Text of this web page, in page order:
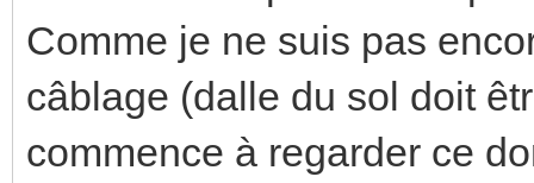
Comme je ne suis pas
câblage (dalle du sol doit
commence à regarder ce